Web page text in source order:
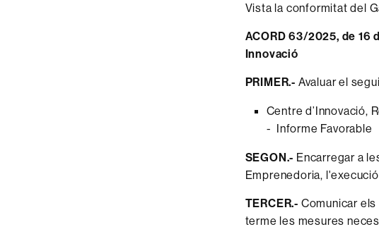
Vista la conformitat del
ACORD 63/2025, de 16
Innovació
PRIMER.- Avaluar el
Centre d’Innovació,
- Informe Favorable
SEGON.- Encarregar a
Emprenedoria,
TERCER.- Comunicar
terme les mesures